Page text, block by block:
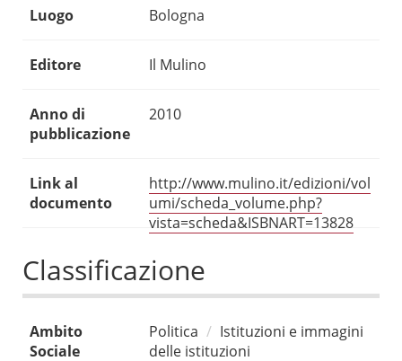
Luogo Bologna
Editore Il Mulino
Anno di
pubblicazione
2010
Link al
documento
http://www.mulino.it/edizioni/vol
umi/scheda_volume.php?
vista=scheda&ISBNART=13828
Classificazione
Ambito
Sociale
Politica
Istituzioni e immagini
delle istituzioni